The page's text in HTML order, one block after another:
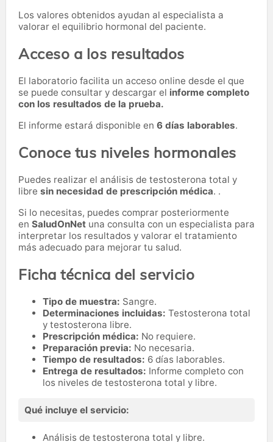
Los valores obtenidos ayudan al especialista a
valorar el equilibrio hormonal del paciente.
Acceso a los resultados
El laboratorio facilita un acceso online desde el que
se puede consultar y descargar el informe completo
con los resultados de la prueba.
El informe estará disponible en 6 días laborables.
Conoce tus niveles hormonales
Puedes realizar el análisis de testosterona total y
libre sin necesidad de prescripción médica. .
Si lo necesitas, puedes comprar posteriormente
en SaludOnNet una consulta con un especialista para
interpretar los resultados y valorar el tratamiento
más adecuado para mejorar tu salud.
Ficha técnica del servicio
Tipo de muestra: Sangre.
Determinaciones incluidas: Testosterona total
y testosterona libre.
Prescripción médica: No requiere.
Preparación previa: No necesaria.
Tiempo de resultados: 6 días laborables.
Entrega de resultados: Informe completo con
los niveles de testosterona total y libre.
Qué incluye el servicio:
Análisis de testosterona total y libre.